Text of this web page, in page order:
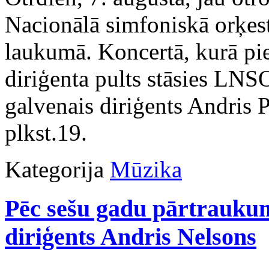
Nacionālā simfoniskā
laukumā. Koncertā, kurā
diriģenta pults stāsies
galvenais diriģents Andris
plkst.19.
Kategorija Mūzika
Pēc sešu gadu
diriģents Andris Nelsons